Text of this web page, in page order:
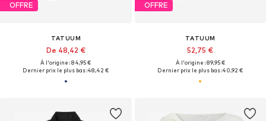
OFFRE
TATUUM
De 48,42 €
À l'origine : 84,95 €
Dernier prix le plus bas :48,42 €
OFFRE
TATUUM
52,75 €
À l'origine : 89,95 €
Dernier prix le plus bas :40,92 €